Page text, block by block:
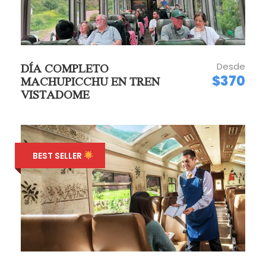
correspondiente a gastos administrativos.
GALERÍA
DÍA COMPLETO
MACHUPICCHU EN TREN
VISTADOME
Desde
$370
BEST SELLER